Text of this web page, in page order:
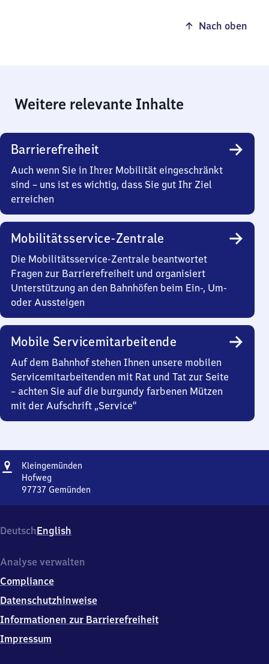
Nach oben
Weitere relevante Inhalte
Barrierefreiheit
Auch wenn Sie in Ihrer Mobilität eingeschränkt
sind – uns ist es wichtig, dass Sie gut Ihr Ziel
erreichen
Mobilitätsservice-Zentrale
Die Mobilitätsservice-Zentrale beantwortet
Fragen zur Barrierefreiheit und organisiert
Unterstützung an den Bahnhöfen beim Ein-, Um-
oder Aussteigen
Mobile Servicemitarbeitende
Auf dem Bahnhof stehen Ihnen unsere mobilen
Servicemitarbeitenden mit Rat und Tat zur Seite
– achten Sie auf die burgundy farbenen Mützen
mit der Aufschrift „Service“
Adresse
Kleingemünden
Hofweg
97737 Gemünden
9
7
3
Gemünden
DeutschEnglish
Analyse verwalten
Compliance
Datenschutzhinweise
Informationen zur Barrierefreiheit
Impressum